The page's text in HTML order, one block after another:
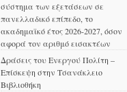
σύστημα των εξετάσεων σε
πανελλαδικό επίπεδο, το
ακαδημαϊκό έτος 2026-2027, όσον
αφορά τον αριθμό εισακτέων
Δράσεις του Ενεργού Πολίτη –
Επίσκεψη στην Τσανάκλειο
Βιβλιοθήκη